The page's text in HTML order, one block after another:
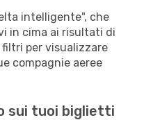
intelligente", che
in cima ai risultati di
filtri per visualizzare
compagnie aeree
sui tuoi biglietti